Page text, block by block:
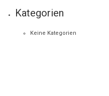
Kategorien
Keine Kategorien